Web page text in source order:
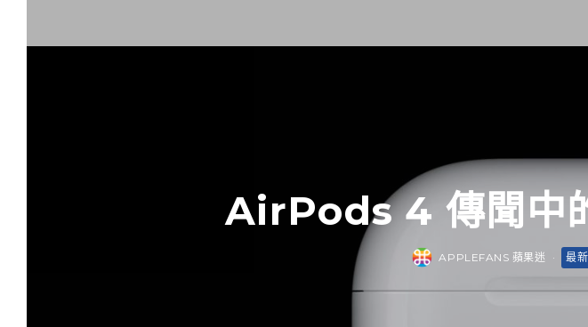
AirPods 4 傳聞中
APPLEFANS 蘋果迷 · 最